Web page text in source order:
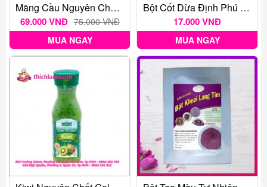
Mãng Cầu Nguyên Chất Golden Farm 500ml
69.000 VNĐ 75.000 VNĐ
MUA NGAY
Bột Cốt Dừa Định Phú Mỹ 50 Gr
17.000 VNĐ
MUA NGAY